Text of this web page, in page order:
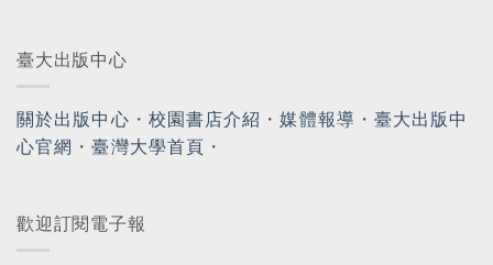
臺大出版中心
關於出版中心 ・ 校園書店介紹 ・媒體報導 ・ 臺大出版中
心官網 ・臺灣大學首頁 ・
歡迎訂閱電子報